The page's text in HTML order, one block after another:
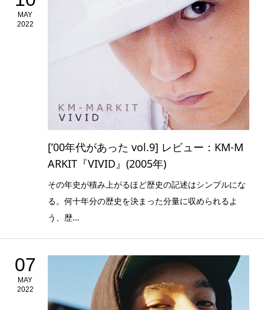
MAY
2022
[’00年代があった vol.9] レビュー：KM-M
ARKIT『VIVID』(2005年)
その年史が積み上がるほど歴史の記述はシンプルにな
る。何十年分の歴史を決まった分量に収められるよ
う、歴...
07
MAY
2022